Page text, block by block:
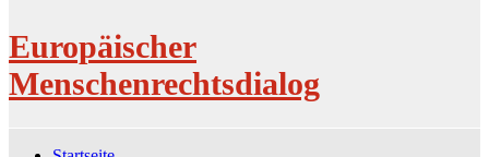
Europäischer
Menschenrechtsdialog